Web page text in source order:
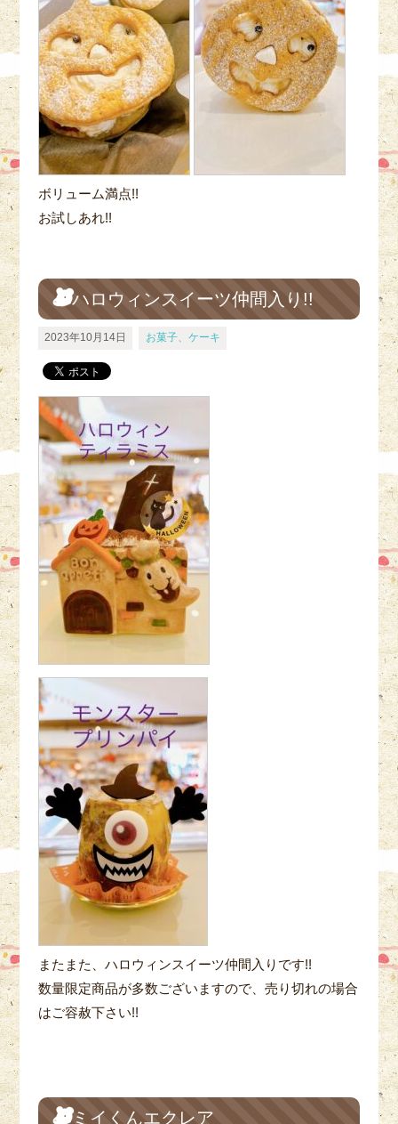
ボリューム満点!!
お試しあれ!!
ハロウィンスイーツ仲間入り!!
2023年10月14日 お菓子、ケーキ
またまた、ハロウィンスイーツ仲間入りです!!
数量限定商品が多数ございますので、売り切れの場合
はご容赦下さい!!
ミイくんエクレア